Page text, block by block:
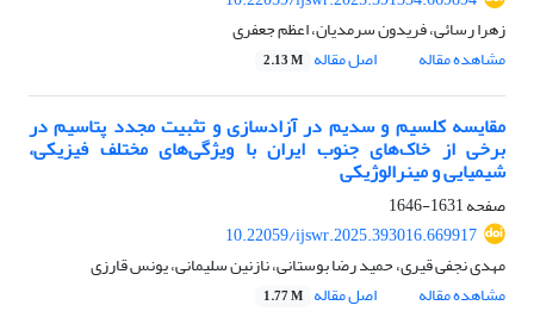
زهرا رسائی، فریدون سرمدیان، اعظم جعفری
مشاهده مقاله
اصل مقاله 2.13 M
مقایسه کلسیم و سدیم در آزادسازی و تثبیت مجدد پتاسیم در
برخی از خاک‌های جنوب ایران با ویژگی‌های مختلف فیزیکی،
شیمیایی و مینرالوژیکی
صفحه1631-1646
10.22059/ijswr.2025.393016.669917
مهدی نجفی قیری، حمید رضا بوستانی، نازنین سلیمانی، یونس قارزی
مشاهده مقاله
اصل مقاله 1.77 M